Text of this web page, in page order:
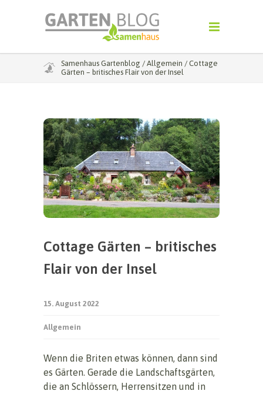
Samenhaus Gartenblog / Allgemein / Cottage
Gärten – britisches Flair von der Insel
Cottage Gärten – britisches
Flair von der Insel
15. August 2022
Allgemein
Wenn die Briten etwas können, dann sind
es Gärten. Gerade die Landschaftsgärten,
die an Schlössern, Herrensitzen und in